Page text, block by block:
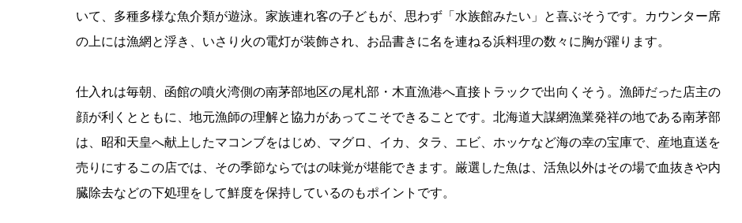
いて、多種多様な魚介類が遊泳。家族連れ客の子どもが、思わず「水族館みたい」と喜ぶそうです。カウンター席
の上には漁網と浮き、いさり火の電灯が装飾され、お品書きに名を連ねる浜料理の数々に胸が躍ります。
仕入れは毎朝、函館の噴火湾側の南茅部地区の尾札部・木直漁港へ直接トラックで出向くそう。漁師だった店主の
顔が利くとともに、地元漁師の理解と協力があってこそできることです。北海道大謀網漁業発祥の地である南茅部
は、昭和天皇へ献上したマコンブをはじめ、マグロ、イカ、タラ、エビ、ホッケなど海の幸の宝庫で、産地直送を
売りにするこの店では、その季節ならではの味覚が堪能できます。厳選した魚は、活魚以外はその場で血抜きや内
臓除去などの下処理をして鮮度を保持しているのもポイントです。